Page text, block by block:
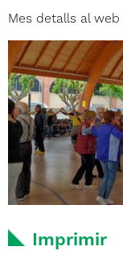
Mes detalls al web
Imprimir